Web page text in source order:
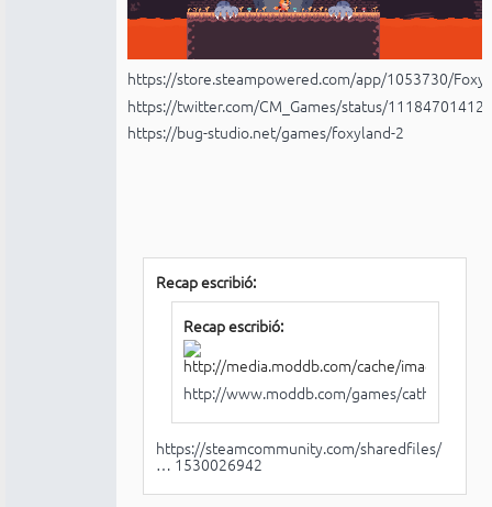
https://store.steampowered.com/app/1053730/
https://twitter.com/CM_Games/status/
https://bug-studio.net/games/foxyland-2
Recap escribió:
Recap escribió:
http://www.moddb.com/games/cathedral
https://steamcommunity.com/sharedfiles/
… 1530026942